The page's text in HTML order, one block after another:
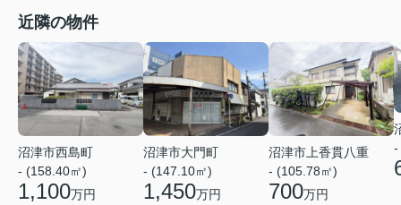
近隣の物件
沼津市西島町
- (158.40㎡)
1,100万円
沼津市大門町
- (147.10㎡)
1,450万円
沼津市上香貫八重
- (105.78㎡)
700万円
-